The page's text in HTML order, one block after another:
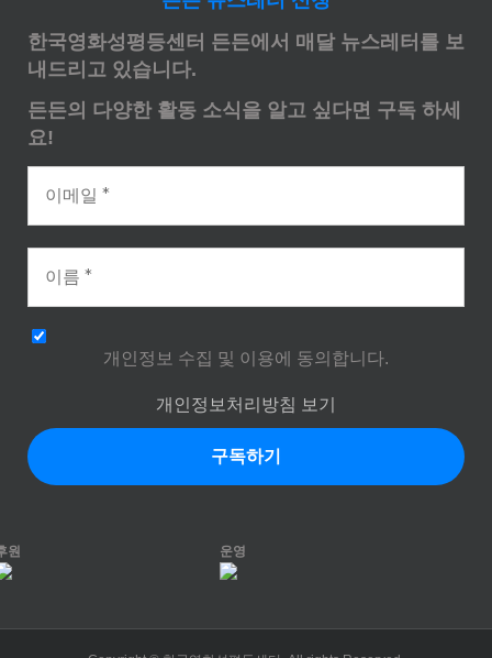
한국영화성평등센터 든든에서 매달 뉴스레터를 보
내드리고 있습니다.
든든의 다양한 활동 소식을 알고 싶다면 구독 하세
요!
개인정보 수집 및 이용에 동의합니다.
개인정보처리방침 보기
운영
원